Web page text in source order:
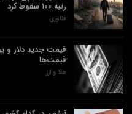
رتبه ۱۰۰ سقوط کرد
فناوری
قیمت‌ها
طلا و ارز